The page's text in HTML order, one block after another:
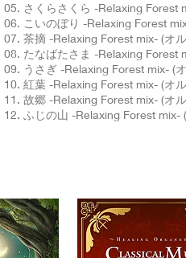
05. さくらさくら -Relaxing Forest
06. こいのぼり -Relaxing Forest
07. 茶摘 -Relaxing Forest mix- (オ
08. たなばたさま -Relaxing Forest
09. うさぎ -Relaxing Forest mix- (
10. 紅葉 -Relaxing Forest mix- (オ
11. 故郷 -Relaxing Forest mix- (オ
12. ふじの山 -Relaxing Forest mix-